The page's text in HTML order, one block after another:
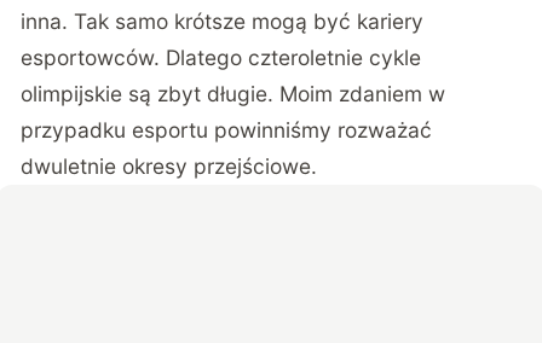
inna. Tak samo krótsze mogą być kariery
esportowców. Dlatego czteroletnie cykle
olimpijskie są zbyt długie. Moim zdaniem w
przypadku esportu powinniśmy rozważać
dwuletnie okresy przejściowe.